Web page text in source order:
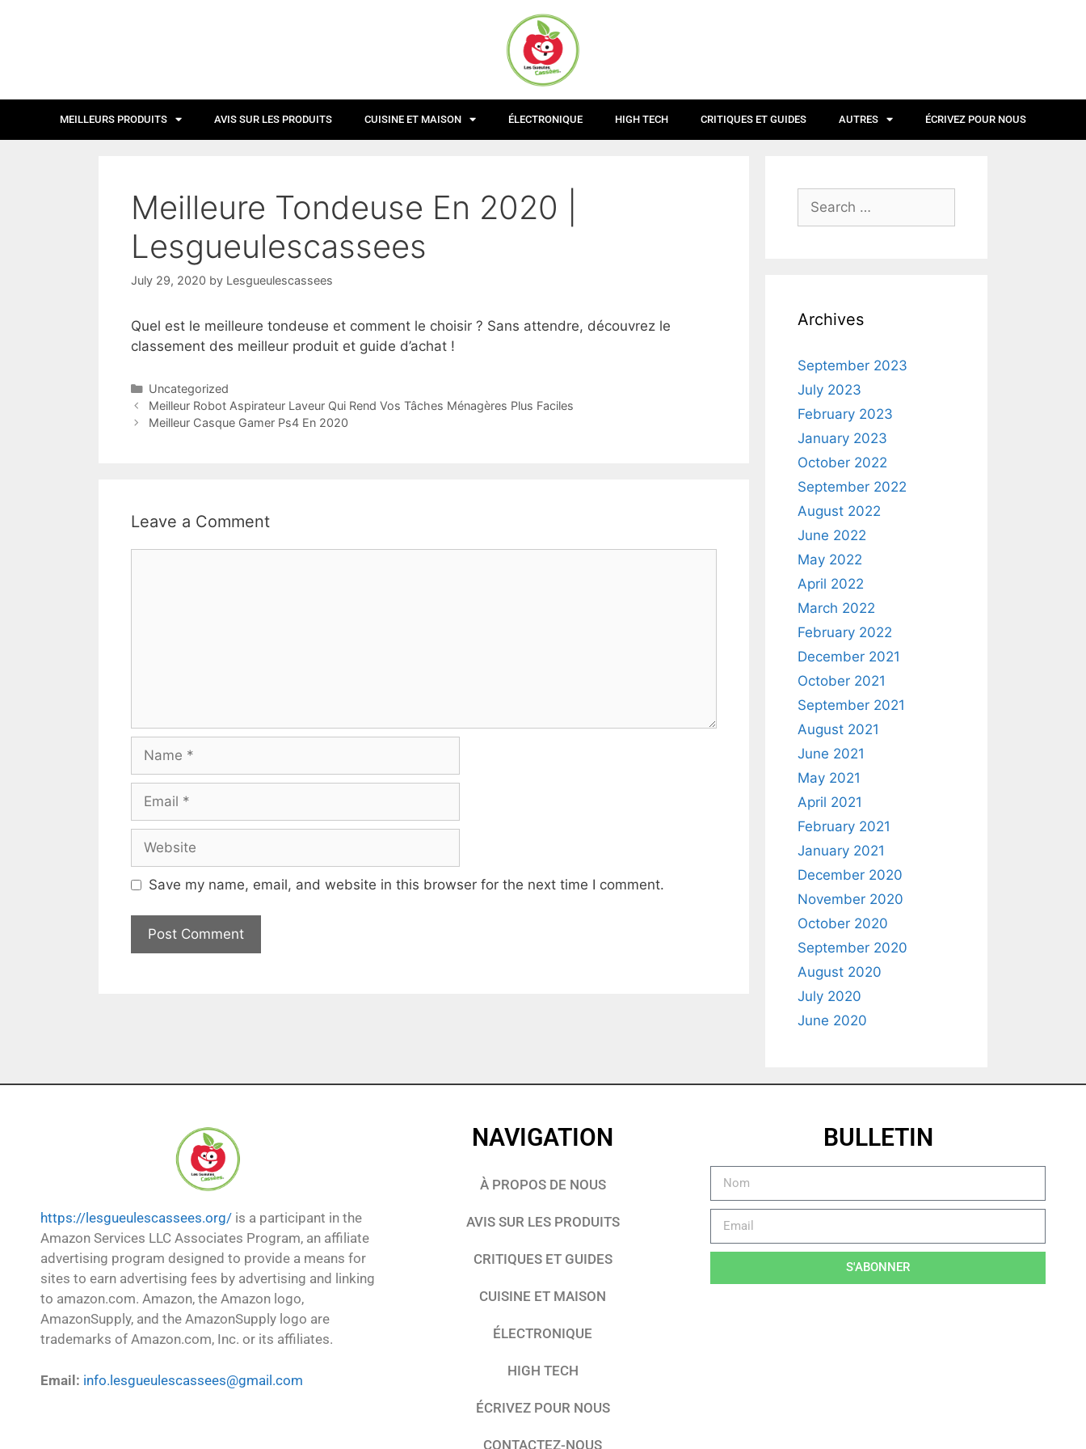
MEILLEURS PRODUITS AVIS SUR LES PRODUITS CUISINE ET MAISON ÉLECTRONIQUE HIGH TECH CRITIQUES ET GUIDES AUTRES ÉCRIVEZ POUR NOUS
Meilleure Tondeuse En 2020 |
Lesgueulescassees
July 29, 2020 by Lesgueulescassees
Quel est le meilleure tondeuse et comment le choisir ? Sans attendre, découvrez le
classement des meilleur produit et guide d’achat !
Uncategorized
Meilleur Robot Aspirateur Laveur Qui Rend Vos Tâches Ménagères Plus Faciles
Meilleur Casque Gamer Ps4 En 2020
Leave a Comment
Save my name, email, and website in this browser for the next time I comment.
Archives
September 2023
July 2023
February 2023
January 2023
October 2022
September 2022
August 2022
June 2022
May 2022
April 2022
March 2022
February 2022
December 2021
October 2021
September 2021
August 2021
June 2021
May 2021
April 2021
February 2021
January 2021
December 2020
November 2020
October 2020
September 2020
August 2020
July 2020
June 2020
https://lesgueulescassees.org/ is a participant in the
Amazon Services LLC Associates Program, an affiliate
advertising program designed to provide a means for
sites to earn advertising fees by advertising and linking
to amazon.com. Amazon, the Amazon logo,
AmazonSupply, and the AmazonSupply logo are
trademarks of Amazon.com, Inc. or its affiliates.
Email: info.lesgueulescassees@gmail.com
NAVIGATION
À PROPOS DE NOUS
AVIS SUR LES PRODUITS
CRITIQUES ET GUIDES
CUISINE ET MAISON
ÉLECTRONIQUE
HIGH TECH
ÉCRIVEZ POUR NOUS
CONTACTEZ-NOUS
BULLETIN
S'ABONNER